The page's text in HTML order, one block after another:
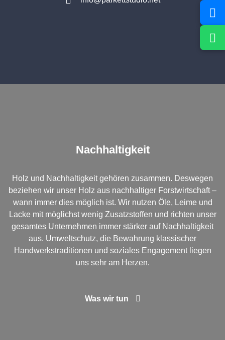
Nachhaltigkeit
Holz und Nachhaltigkeit gehören zusammen. Deswegen
beziehen wir unser Holz aus nachhaltiger Forstwirtschaft –
wann immer dies möglich ist. Wir nutzen Öle, Leime und
Lacke mit möglichst wenig Zusatzstoffen und richten unser
gesamtes Unternehmen immer stärker auf Nachhaltigkeit
aus. Umweltschutz, die Bewahrung klassischer
Handwerkstraditionen und soziales Engagement liegen
uns sehr am Herzen.
Was wir tun